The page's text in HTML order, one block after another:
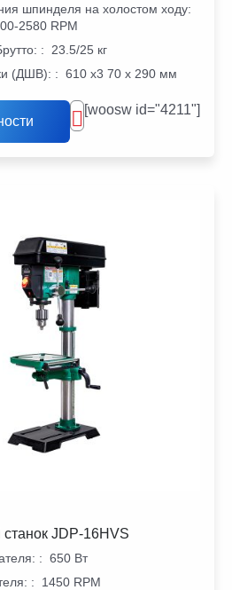
шпинделя на холостом ходу:
2580 RPM
:
23.5/25 кг
(ДШВ): : 610 х3 70 х 290 мм
[woosw id="4211"]
JDP-16HVS
: 650 Вт
:
1450 RPM